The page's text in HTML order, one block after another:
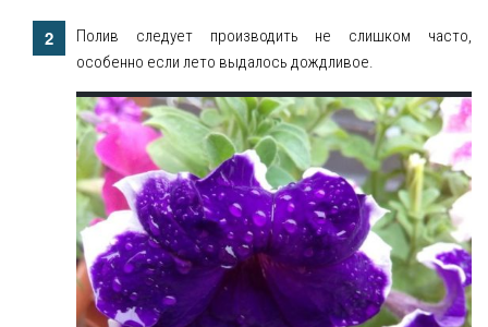
Полив следует производить не слишком часто,
особенно если лето выдалось дождливое.